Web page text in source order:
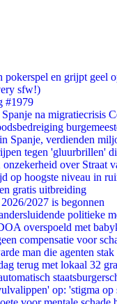
en grijpt geel
sfw!)
#1979
na migratiecrisis
Spanje, verdienden
tegen 'gluurbrillen'
onzekerheid over Straat
op hoogste niveau in
gratis uitbreiding
2027 is begonnen
politieke
overspoeld met
compensatie voor
man die agenten stak
terug met lokaal 32
op: 'stigma op